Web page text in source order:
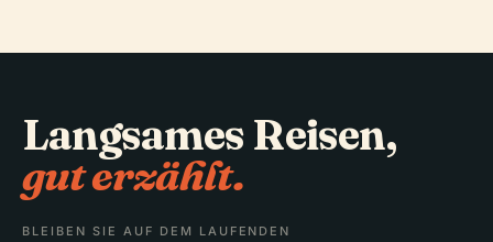
Langsames Reisen,
gut erzählt.
BLEIBEN SIE AUF DEM LAUFENDEN